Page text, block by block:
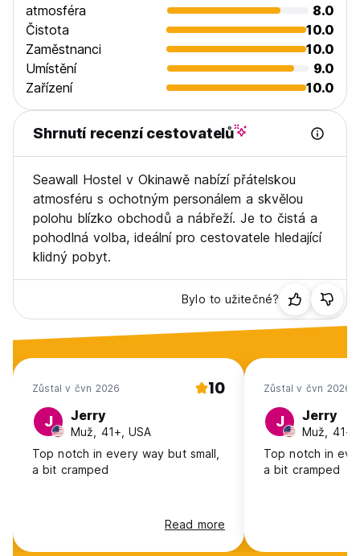
atmosféra
8.0
Čistota
10.0
Zaměstnanci
10.0
Umístění
9.0
Zařízení
10.0
Shrnutí recenzí cestovatelů
Seawall Hostel v Okinawě nabízí přátelskou
atmosféru s ochotným personálem a skvělou
polohu blízko obchodů a nábřeží. Je to čistá a
pohodlná volba, ideální pro cestovatele hledající
klidný pobyt.
Bylo to užitečné?
Zůstal v čvn 2026 10
J Jerry
Muž, 41+, USA
Top notch in every way but small,
a bit cramped
Read more
Zůstal v čvn 2026
J Jerry
Muž, 41+,
Top notch in
a bit cramped